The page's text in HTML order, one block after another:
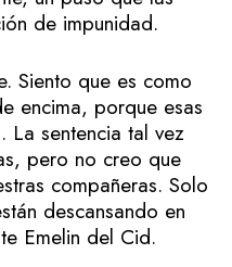
de impunidad.
Siento que es como
encima, porque esas
La sentencia tal vez
pero no creo que
compañeras. Solo
descansando en
Emelin del Cid.